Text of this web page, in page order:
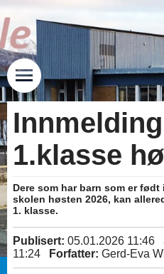
1.klasse
Dere som har barn som er
skolen høsten 2026, kan
1. klasse.
Publisert: 05.01.2026 11:46
11:24
Forfatter: Gerd-Eva